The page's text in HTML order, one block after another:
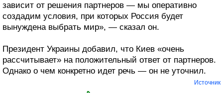
зависит от решения партнеров — мы оперативно
создадим условия, при которых Россия будет
вынуждена выбрать мир», — сказал он.
Президент Украины добавил, что Киев «очень
рассчитывает» на положительный ответ от партнеров.
Однако о чем конкретно идет речь — он не уточнил.
Источник